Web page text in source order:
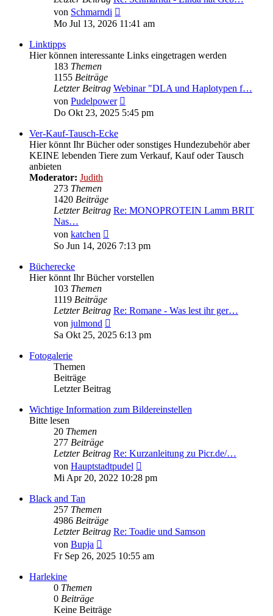
von Schmarndi
Beitrag
Mo Jul 13, 2026 11:41 am
Linktipps
Hier können interessante Links eingetragen werden
183 Themen
1155 Beiträge
Letzter Beitrag Webinar "DLA und Haplotypen f…
von Pudelpower
Beitrag
Do Okt 23, 2025 5:45 pm
Ver-Kauf-Tausch-Ecke
Hier könnt Ihr Bücher oder sonstiges Hundezubehör aber
KEINE lebenden Tiere zum Verkauf, Kauf oder Tausch
anbieten
Moderator: Judith
273 Themen
1420 Beiträge
Letzter Beitrag Re: MONOPROTEIN Lamm BRIT
Nas…
von katchen
Beitrag
So Jun 14, 2026 7:13 pm
Bücherecke
Hier könnt Ihr Bücher vorstellen
103 Themen
1119 Beiträge
Letzter Beitrag Re: Romane - Was lest ihr ger…
von julmond
Beitrag
Sa Okt 25, 2025 6:13 pm
Fotogalerie
Themen
Beiträge
Letzter Beitrag
Wichtige Information zum Bildereinstellen
Bitte lesen
20 Themen
277 Beiträge
Letzter Beitrag Re: Kurzanleitung zu Picr.de/…
von Hauptstadtpudel
Beitrag
Mi Apr 20, 2022 10:28 pm
Black and Tan
257 Themen
4986 Beiträge
Letzter Beitrag Re: Toadie und Samson
von Bupja
Beitrag
Fr Sep 26, 2025 10:55 am
Harlekine
0 Themen
0 Beiträge
Keine Beiträge